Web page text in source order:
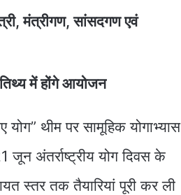
मंत्रीगण, सांसदगण एवं
में होंगे आयोजन
थीम पर सामूहिक योगाभ्यास
जून अंतर्राष्ट्रीय योग दिवस के
स्तर तक तैयारियां पूरी कर ली